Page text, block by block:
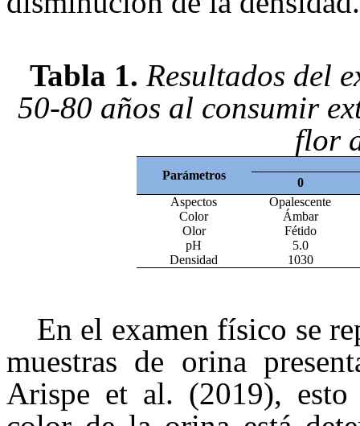
Tabla 1. Resultados del
50-80 años al consumir
flor
Parámetros
0
Aspectos
Opalescente
Color
Ámbar
Olor
Fétido
pH
5.0
Densidad
1030
En el examen físico se
muestras de orina
Arispe et al. (2019),